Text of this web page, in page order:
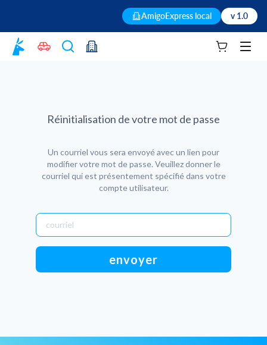
AmigoExpress local v 1.0
Votre panier
Réinitialisation de votre mot de passe
Un courriel vous sera envoyé avec un lien pour
modifier votre mot de passe. Veuillez donner le
courriel qui est présentement spécifié dans votre
compte utilisateur.
envoyer